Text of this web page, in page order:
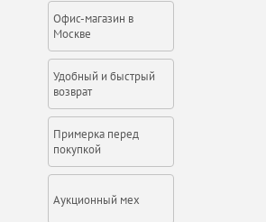
Офис-магазин в
Москве
Удобный и быстрый
возврат
Примерка перед
покупкой
Аукционный мех